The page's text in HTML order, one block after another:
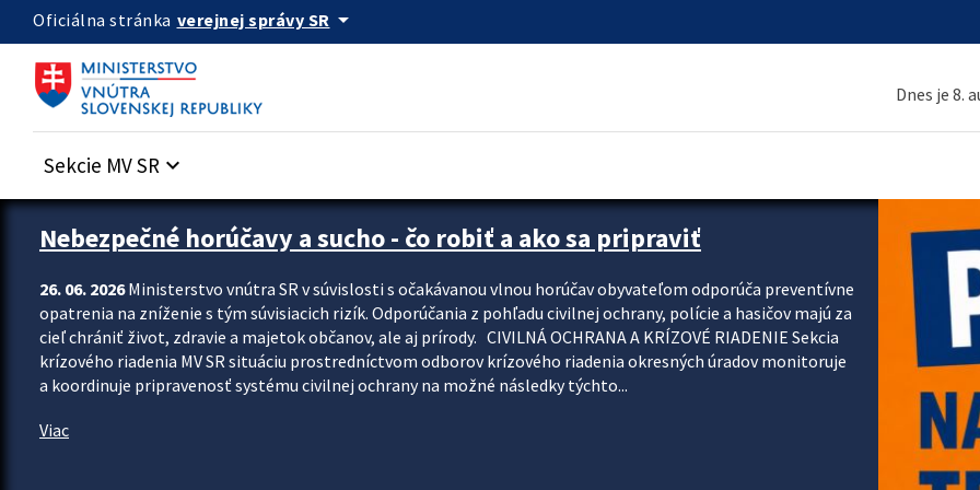
Preskocit na hlavný obsah
Oficiálna stránka verejnej správy SR arrow_drop_down
Dnes je 8.
Sekcie MV SR keyboard_arrow_down
Zastavit automatický posun upútavok
Nebezpečné horúčavy a sucho - čo robiť a ako sa pripraviť
26. 06. 2026Ministerstvo vnútra SR v súvislosti s očakávanou vlnou horúčav obyvateľom odporúča preventívne
opatrenia na zníženie s tým súvisiacich rizík. Odporúčania z pohľadu civilnej ochrany, polície a hasičov majú za
cieľ chrániť život, zdravie a majetok občanov, ale aj prírody. CIVILNÁ OCHRANA A KRÍZOVÉ RIADENIE Sekcia
krízového riadenia MV SR situáciu prostredníctvom odborov krízového riadenia okresných úradov monitoruje
a koordinuje pripravenosť systému civilnej ochrany na možné následky týchto...
Viac